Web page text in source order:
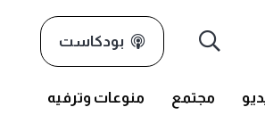
بودكاست
مجتمع منوعات وترفيه